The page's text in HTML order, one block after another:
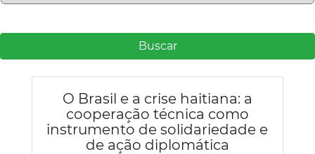
Buscar
O Brasil e a crise haitiana: a
cooperação técnica como
instrumento de solidariedade e
de ação diplomática